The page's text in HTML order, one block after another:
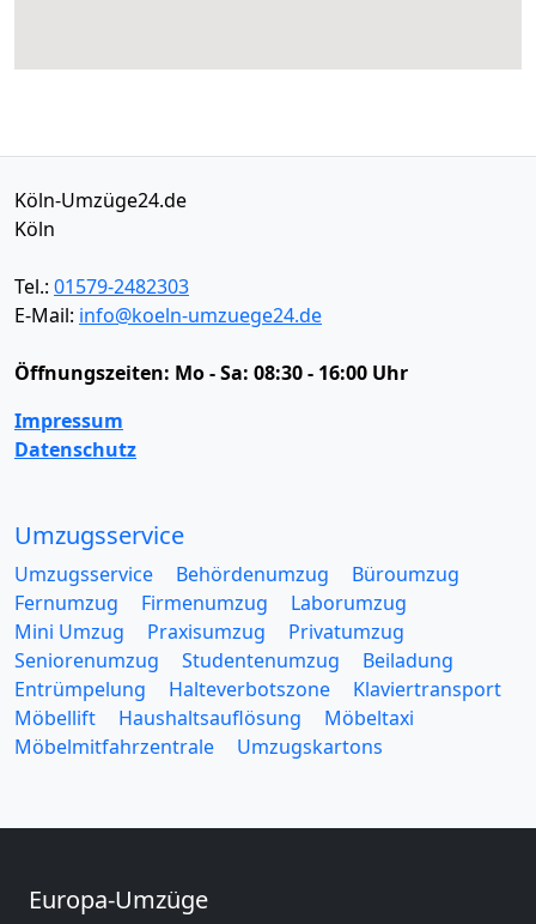
Köln-Umzüge24.de
Köln
Tel.: 01579-2482303
E-Mail: info@koeln-umzuege24.de
Öffnungszeiten: Mo - Sa: 08:30 - 16:00 Uhr
Impressum
Datenschutz
Umzugsservice
Umzugsservice Behördenumzug
Büroumzug
Fernumzug
Firmenumzug
Laborumzug
Mini Umzug
Praxisumzug
Privatumzug
Seniorenumzug
Studentenumzug
Beiladung
Entrümpelung
Halteverbotszone
Klaviertransport
Möbellift
Haushaltsauflösung
Möbeltaxi
Möbelmitfahrzentrale
Umzugskartons
Europa-Umzüge